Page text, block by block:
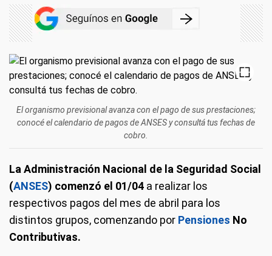
El organismo previsional avanza con el pago de sus prestaciones;
conocé el calendario de pagos de ANSES y consultá tus fechas de
cobro.
La Administración Nacional de la Seguridad Social
(ANSES) comenzó el 01/04 a realizar los
respectivos pagos del mes de abril para los
distintos grupos, comenzando por Pensiones No
Contributivas.